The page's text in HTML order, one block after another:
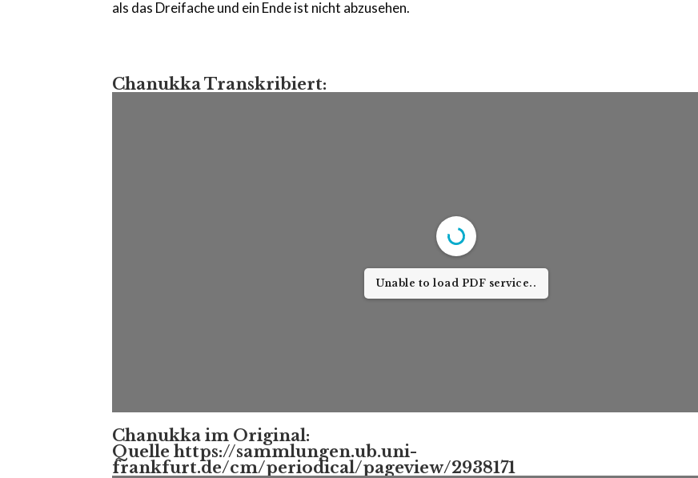
als das Dreifache und ein Ende ist nicht abzusehen.
Chanukka Transkribiert:
Unable to load PDF service..
Chanukka im Original:
Quelle https://sammlungen.ub.uni-
frankfurt.de/cm/periodical/pageview/2938171